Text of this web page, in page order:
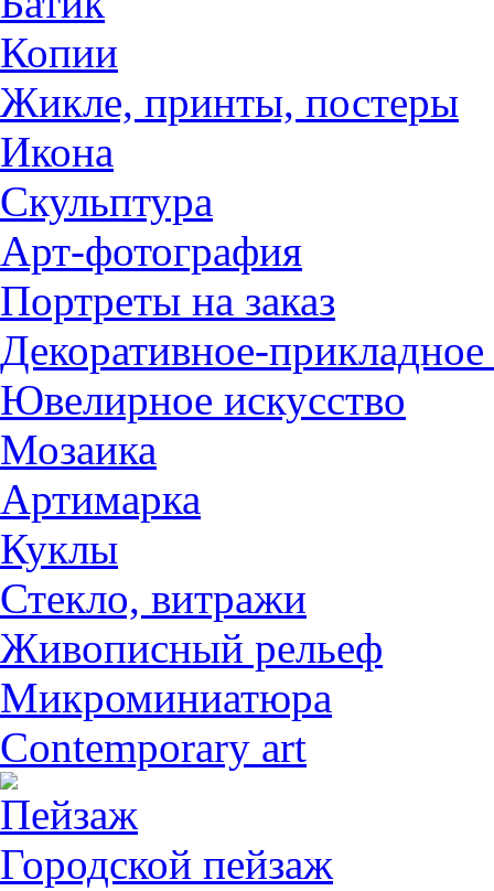
Копии
Жикле, принты, постеры
Икона
Скульптура
Арт-фотография
Портреты на заказ
Декоративное-прикладное
Ювелирное искусство
Мозаика
Артимарка
Куклы
Стекло, витражи
Живописный рельеф
Микроминиатюра
Contemporary art
Пейзаж
Городской пейзаж